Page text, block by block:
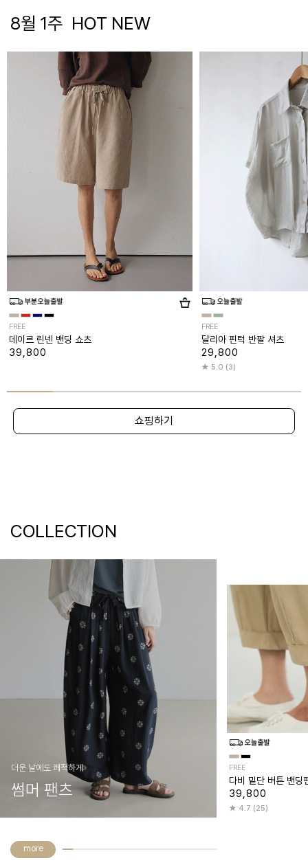
8월 1주 HOT NEW
FREE
데이르 린넨 밴딩 쇼츠
39,800
FREE
달리아 핀턱 반팔 셔츠
29,800
5.0 (3)
쇼핑하기
COLLECTION
더운 날에도 쾌적하게
썸머 팬츠
FREE
다비 밑단 버튼 밴딩
39,800
4.7 (25)
more